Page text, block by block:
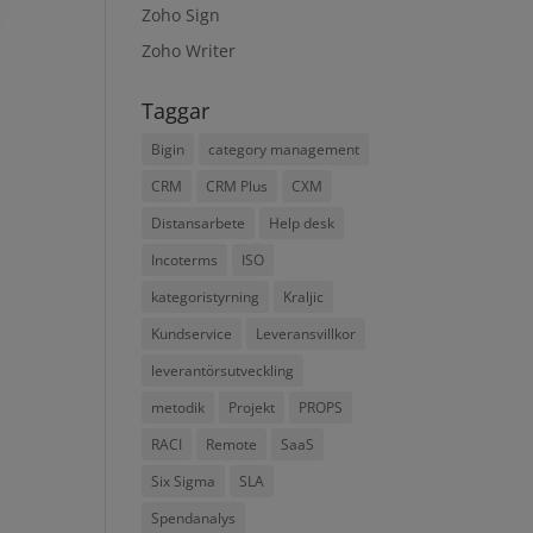
Zoho Sign
Zoho Writer
Taggar
Bigin
category management
CRM
CRM Plus
CXM
Distansarbete
Help desk
Incoterms
ISO
kategoristyrning
Kraljic
Kundservice
Leveransvillkor
leverantörsutveckling
metodik
Projekt
PROPS
RACI
Remote
SaaS
Six Sigma
SLA
Spendanalys